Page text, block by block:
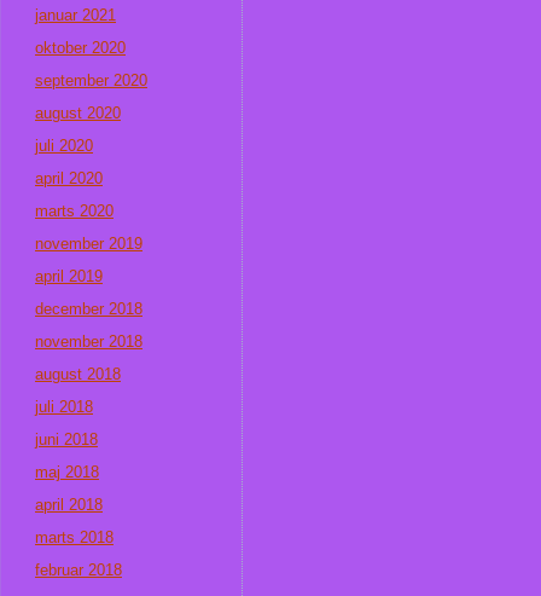
januar 2021
oktober 2020
september 2020
august 2020
juli 2020
april 2020
marts 2020
november 2019
april 2019
december 2018
november 2018
august 2018
juli 2018
juni 2018
maj 2018
april 2018
marts 2018
februar 2018